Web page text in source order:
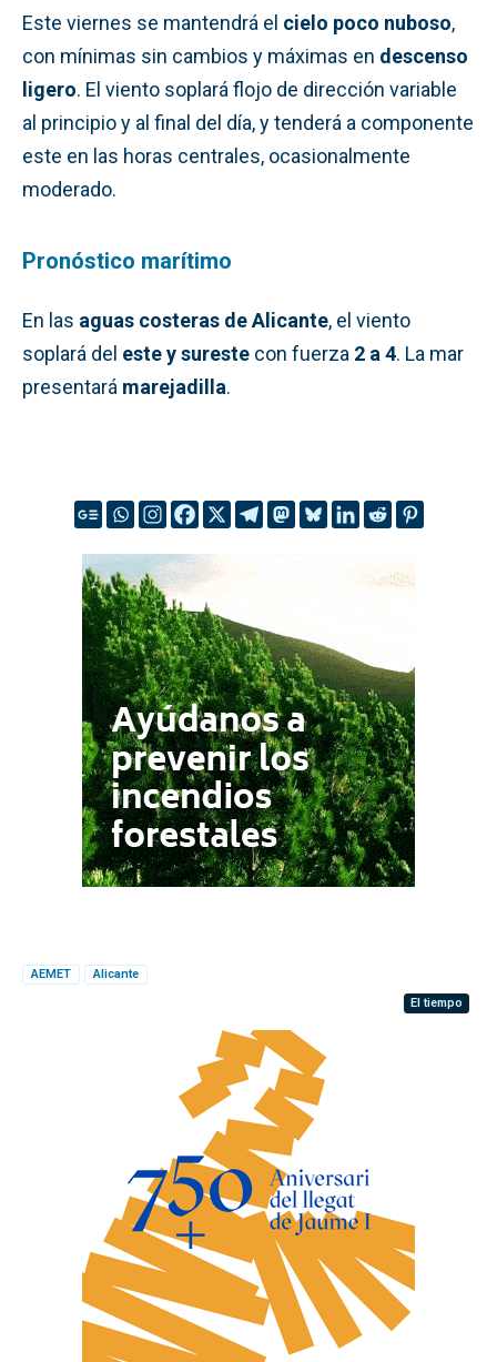
Este viernes se mantendrá el cielo poco nuboso,
con mínimas sin cambios y máximas en descenso
ligero. El viento soplará flojo de dirección variable
al principio y al final del día, y tenderá a componente
este en las horas centrales, ocasionalmente
moderado.
Pronóstico marítimo
En las aguas costeras de Alicante, el viento
soplará del este y sureste con fuerza 2 a 4. La mar
presentará marejadilla.
AEMET
Alicante
El tiempo